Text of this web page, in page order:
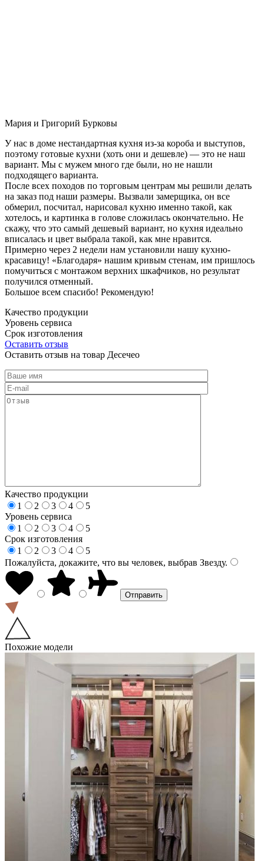
Мария и Григорий Бурковы
У нас в доме нестандартная кухня из-за короба и выступов,
поэтому готовые кухни (хоть они и дешевле) — это не наш
вариант. Мы с мужем много где были, но не нашли
подходящего варианта.
После всех походов по торговым центрам мы решили делать
на заказ под наши размеры. Вызвали замерщика, он все
обмерил, посчитал, нарисовал кухню именно такой, как
хотелось, и картинка в голове сложилась окончательно. Не
скажу, что это самый дешевый вариант, но кухня идеально
вписалась и цвет выбрала такой, как мне нравится.
Примерно через 2 недели нам установили нашу кухню-
красавицу! «Благодаря» нашим кривым стенам, им пришлось
помучиться с монтажом верхних шкафчиков, но результат
получился отменный.
Большое всем спасибо! Рекомендую!
Качество продукции
Уровень сервиса
Срок изготовления
Оставить отзыв
Оставить отзыв на товар Десечео
Качество продукции
1
2 3 4
5
Уровень сервиса
1
2 3 4
5
Срок изготовления
1
2 3 4
5
Пожалуйста, докажите, что вы человек, выбрав Звезду.
Похожие модели